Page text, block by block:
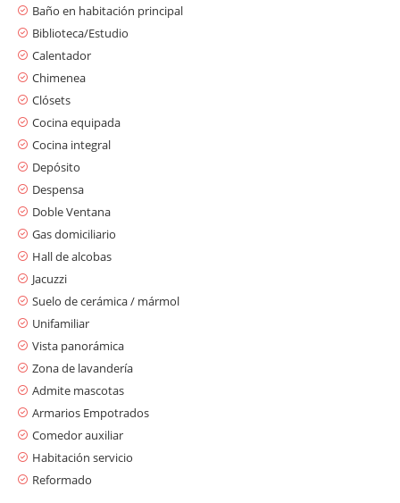
Baño en habitación principal
Biblioteca/Estudio
Calentador
Chimenea
Clósets
Cocina equipada
Cocina integral
Depósito
Despensa
Doble Ventana
Gas domiciliario
Hall de alcobas
Jacuzzi
Suelo de cerámica / mármol
Unifamiliar
Vista panorámica
Zona de lavandería
Admite mascotas
Armarios Empotrados
Comedor auxiliar
Habitación servicio
Reformado